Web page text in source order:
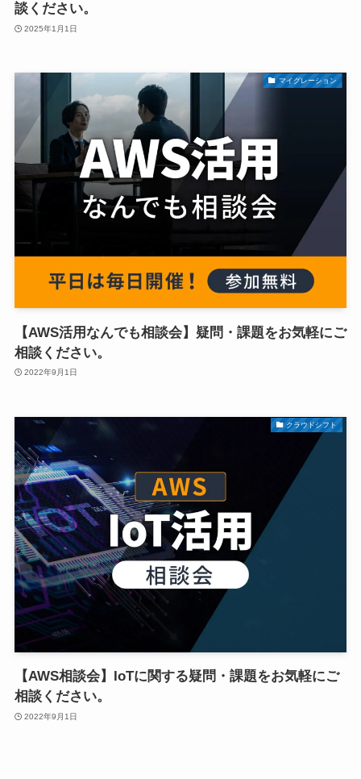
談ください。
2025年1月1日
マイグレーション
【AWS活用なんでも相談会】疑問・課題をお気軽にご
相談ください。
2022年9月1日
クラウドシフト
【AWS相談会】IoTに関する疑問・課題をお気軽にご
相談ください。
2022年9月1日